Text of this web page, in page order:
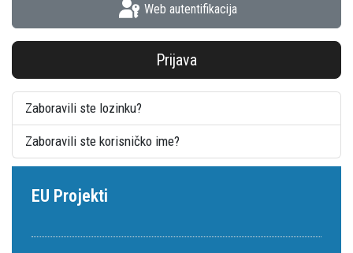
Web autentifikacija
Prijava
Zaboravili ste lozinku?
Zaboravili ste korisničko ime?
EU Projekti